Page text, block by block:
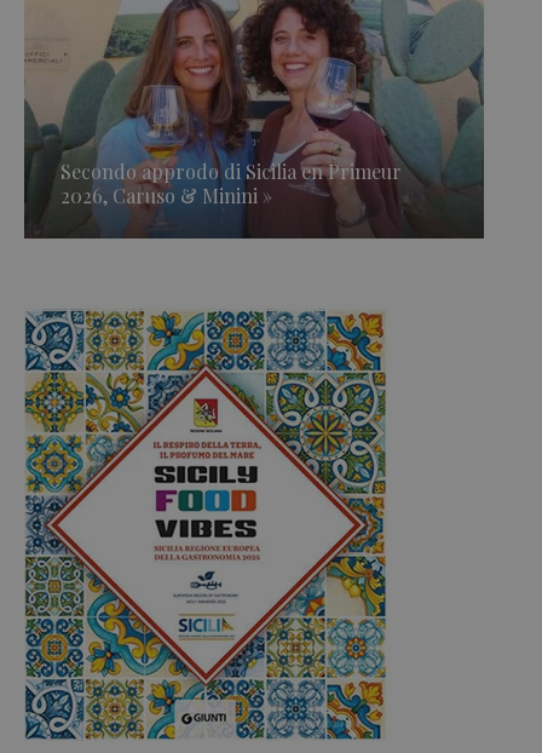
Secondo approdo di Sicilia en Primeur
2026, Caruso & Minini »